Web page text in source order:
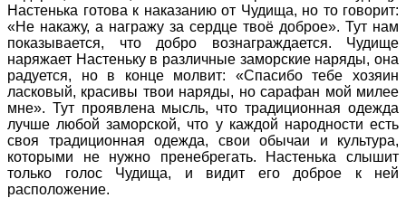
Настенька готова к наказанию от Чудища, но то говорит:
«Не накажу, а награжу за сердце твоё доброе». Тут нам
показывается, что добро вознаграждается. Чудище
наряжает Настеньку в различные заморские наряды, она
радуется, но в конце молвит: «Спасибо тебе хозяин
ласковый, красивы твои наряды, но сарафан мой милее
мне». Тут проявлена мысль, что традиционная одежда
лучше любой заморской, что у каждой народности есть
своя традиционная одежда, свои обычаи и культура,
которыми не нужно пренебрегать. Настенька слышит
только голос Чудища, и видит его доброе к ней
расположение.